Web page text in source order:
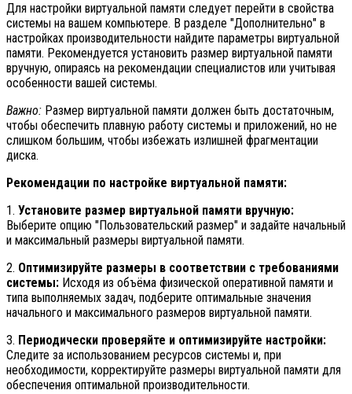
Для настройки виртуальной памяти следует перейти в свойства
системы на вашем компьютере. В разделе "Дополнительно" в
настройках производительности найдите параметры виртуальной
памяти. Рекомендуется установить размер виртуальной памяти
вручную, опираясь на рекомендации специалистов или учитывая
особенности вашей системы.
Важно: Размер виртуальной памяти должен быть достаточным,
чтобы обеспечить плавную работу системы и приложений, но не
слишком большим, чтобы избежать излишней фрагментации
диска.
Рекомендации по настройке виртуальной памяти:
1. Установите размер виртуальной памяти вручную:
Выберите опцию "Пользовательский размер" и задайте начальный
и максимальный размеры виртуальной памяти.
2. Оптимизируйте размеры в соответствии с требованиями
системы: Исходя из объёма физической оперативной памяти и
типа выполняемых задач, подберите оптимальные значения
начального и максимального размеров виртуальной памяти.
3. Периодически проверяйте и оптимизируйте настройки:
Следите за использованием ресурсов системы и, при
необходимости, корректируйте размеры виртуальной памяти для
обеспечения оптимальной производительности.